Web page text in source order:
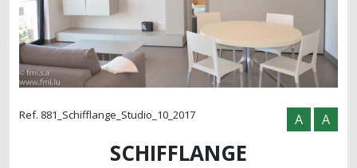
Ref. 881_Schifflange_Studio_10_2017 A A
SCHIFFLANGE